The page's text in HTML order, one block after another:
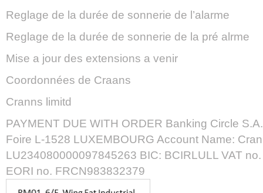
Reglage de la durée de sonnerie de l’alarme
Reglage de la durée de sonnerie de la pré alrme
Mise a jour des extensions a venir
Coordonnées de Craans
Cranns limitd
PAYMENT DUE WITH ORDER Banking Circle
Foire L-1528 LUXEMBOURG Account Name:
LU234080000097845263 BIC: BCIRLULL VAT
EORI no. FRCN983832379